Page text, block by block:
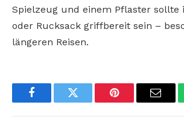
Spielzeug und einem Pflaster sollte
oder Rucksack griffbereit sein –
längeren Reisen.
FacebookTwitter Pinterest Email